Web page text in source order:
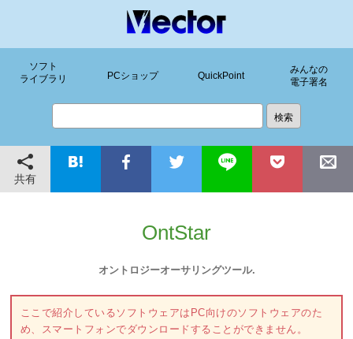
ソフト
ライブラリ
PCショップ QuickPoint
みんなの
電子署名
共有
OntStar
オントロジーオーサリングツール.
ここで紹介しているソフトウェアはPC向けのソフトウェアのた
め、スマートフォンでダウンロードすることができません。